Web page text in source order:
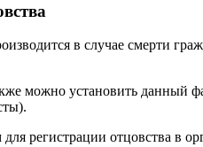
в случае смерти
можно установить данный
регистрации отцовства